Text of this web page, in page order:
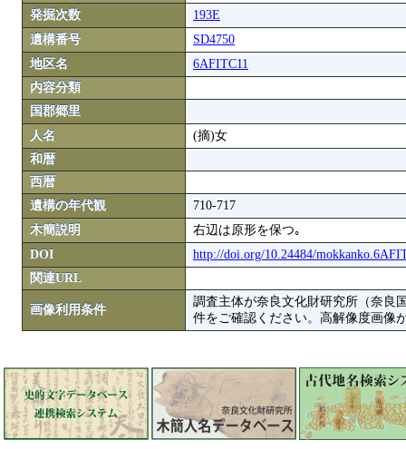
発掘次数
193E
遺構番号
SD4750
地区名
6AFITC11
内容分類
国郡郷里
人名
(摘)女
和暦
西暦
遺構の年代観
710-717
木簡説明
右辺は原形を保つ｡
DOI
http://doi.org/10.24484/
関連URL
画像利用条件
調査主体が奈良文化財研究所（奈良
件をご確認ください。高解像度画像